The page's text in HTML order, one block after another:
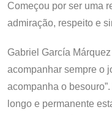
Começou por ser uma
admiração, respeito e
Gabriel García
acompanhar sempre o
acompanha o
longo e permanente